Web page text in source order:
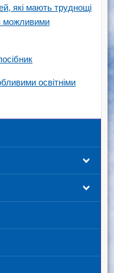
які мають труднощі
можливими
освітніми